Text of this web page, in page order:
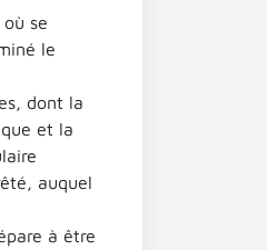
se
le
dont la
et la
auquel
à être